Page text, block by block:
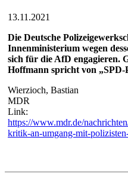
13.11.2021
Die Deutsche
Innenministerium wegen
sich für die AfD engagieren.
Hoffmann spricht von „SPD-
Wierzioch, Bastian
MDR
Link:
https://www.mdr.de/
kritik-an-umgang-mit-